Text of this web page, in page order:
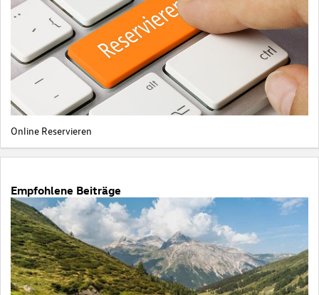
Online Reservieren
Empfohlene Beiträge